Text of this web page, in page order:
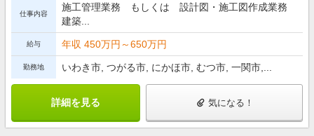
仕事内容
施工管理業務 もしくは 設計図・施工図作成業務
建築...
給与 年収 450万円～650万円
勤務地 いわき市, つがる市, にかほ市, むつ市, 一関市,...
詳細を見る 気になる！